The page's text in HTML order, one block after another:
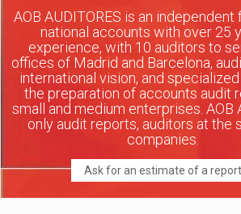
AOB AUDITORES is an
national accounts with over 25
experience, with 10 auditors to
offices of Madrid and Barcelona,
international vision, and
the preparation of accounts audit
small and medium enterprises. AOB
only audit reports, auditors at the
companies.
Ask for an estimate of a report